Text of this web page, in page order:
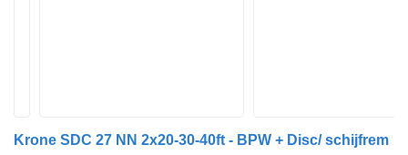
Krone SDC 27 NN 2x20-30-40ft - BPW + Disc/ schijfrem